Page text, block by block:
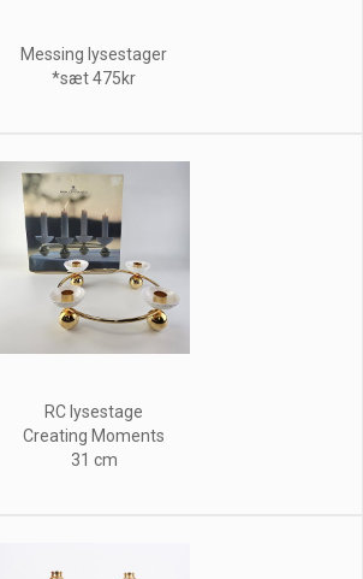
Messing lysestager
*sæt 475kr
RC lysestage
Creating Moments
31 cm